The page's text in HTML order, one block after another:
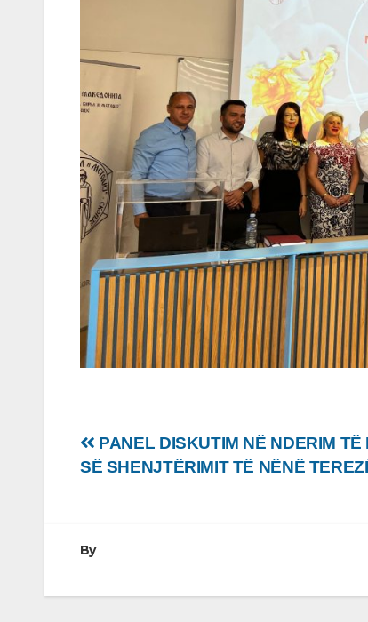
Lëvizje
PANEL DISKUTIM NË NDERIM TË
SË SHENJTËRIMIT TË NËNË
By